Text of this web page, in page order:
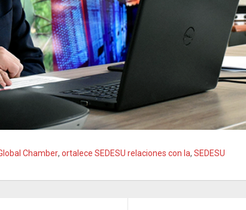
Chamber, ortalece SEDESU relaciones con la, SEDESU